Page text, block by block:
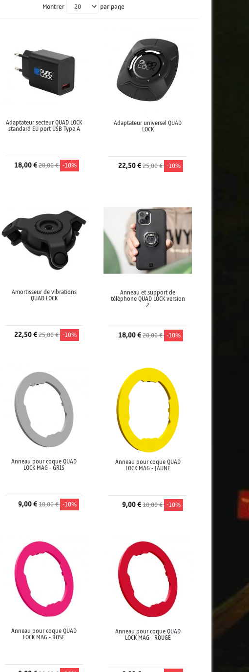
Montrer par page
Adaptateur secteur QUAD LOCK
standard EU port USB Type A
18,00 €20,00 € -10%
Adaptateur universel QUAD
LOCK
22,50 €25,00 € -10%
Amortisseur de vibrations
QUAD LOCK
22,50 €25,00 € -10%
Anneau et support de
téléphone QUAD LOCK version
2
18,00 €20,00 € -10%
Anneau pour coque QUAD
LOCK MAG - GRIS
9,00 €10,00 € -10%
Anneau pour coque QUAD
LOCK MAG - JAUNE
9,00 €10,00 € -10%
Anneau pour coque QUAD
LOCK MAG - ROSE
Anneau pour coque QUAD
LOCK MAG - ROUGE